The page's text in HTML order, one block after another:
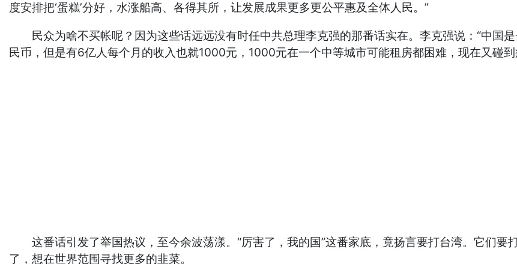
度安排把‘蛋糕’分好，水涨船高、各得其所，让发展成果更多更公平惠及全体人民。”
民众为啥不买帐呢？因为这些话远远没有时任中共总理李克强的那番话实在。李克强说：“中国
民币，但是有6亿人每个月的收入也就1000元，1000元在一个中等城市可能租房都困难，现在又碰
这番话引发了举国热议，至今余波荡漾。“厉害了，我的国”这番家底，竟扬言要打台湾。它们要
了，想在世界范围寻找更多的韭菜。